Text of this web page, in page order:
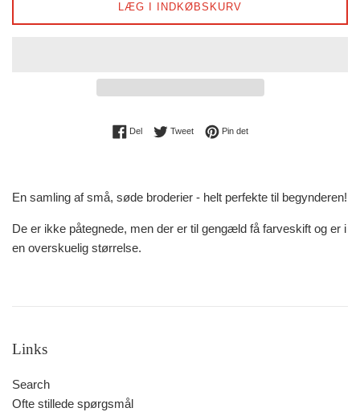
LÆG I INDKØBSKURV
DelDel på Facebook
TweetTweet på Twitter
Pin detPin på Pinterest
En samling af små, søde broderier - helt perfekte til begynderen!
De er ikke påtegnede, men der er til gengæld få farveskift og er i
en overskuelig størrelse.
Links
Search
Ofte stillede spørgsmål